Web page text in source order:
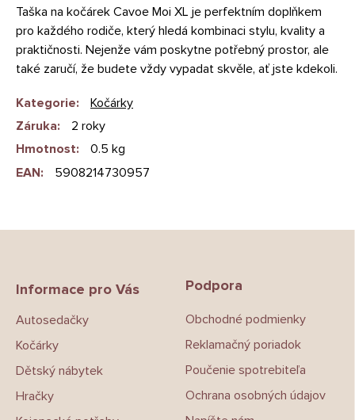
Taška na kočárek Cavoe Moi XL je perfektním doplňkem
pro každého rodiče, který hledá kombinaci stylu, kvality a
praktičnosti. Nejenže vám poskytne potřebný prostor, ale
také zaručí, že budete vždy vypadat skvěle, ať jste kdekoli.
Kategorie:
Kočárky
Záruka:
2 roky
Hmotnost:
0.5 kg
EAN: 5908214730957
Informace pro Vás
Autosedačky
Kočárky
Dětský nábytek
Hračky
Podpora
Obchodné podmienky
Reklamačný poriadok
Poučenie spotrebiteľa
Ochrana osobných údajov